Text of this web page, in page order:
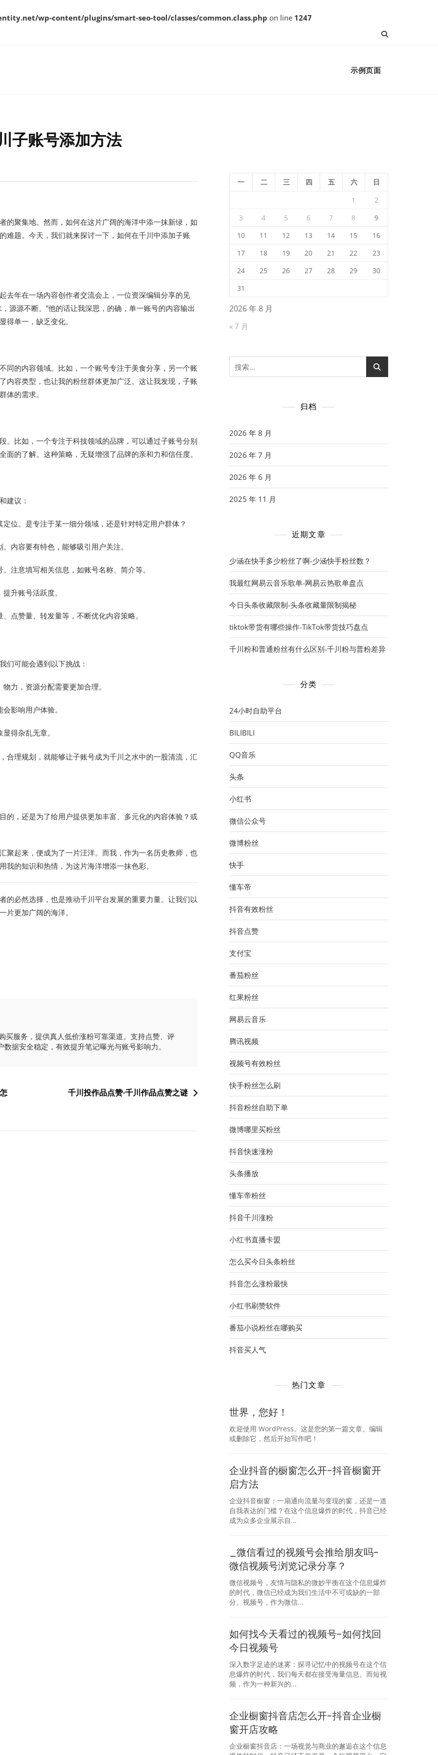
wp-content/plugins/smart-seo-tool/classes/common.class.php on line 1247
示例页面
子账号添加方法
的聚集地。然而，如何在这片广阔的海洋中添一抹新绿，如
难题。今天，我们就来探讨一下，如何在千川中添加子账
去年在一场内容创作者交流会上，一位资深编辑分享的见
源源不断。”他的话让我深思，的确，单一账号的内容输出
得单一，缺乏变化。
同的内容领域。比如，一个账号专注于美食分享，另一个账
内容类型，也让我的粉丝群体更加广泛。这让我发现，子账
体的需求。
。比如，一个专注于科技领域的品牌，可以通过子账号分别
的了解。这种策略，无疑增强了品牌的亲和力和信任度。
建议：
定位。是专注于某一细分领域，还是针对特定用户群体？
内容要有特色，能够吸引用户关注。
注意填写相关信息，如账号名称、简介等。
升账号活跃度。
点赞量、转发量等，不断优化内容策略。
们可能会遇到以下挑战：
力，资源分配需要更加合理。
影响用户体验。
得杂乱无章。
合理规划，就能够让子账号成为千川之水中的一股清流，汇
的，还是为了给用户提供更加丰富、多元化的内容体验？或
聚起来，便成为了一片汪洋。而我，作为一名历史教师，也
的知识和热情，为这片海洋增添一抹色彩。
的必然选择，也是推动千川平台发展的重要力量。让我们以
片更加广阔的海洋。
买服务，提供真人低价涨粉可靠渠道。支持点赞、评
据安全稳定，有效提升笔记曝光与账号影响力。
千川投作品点赞-千川作品点赞之谜
2026 年 8 月
一 二 三 四 五 六
日
1
2
3
4 5 6 7 8
9
10
11 12 13 14 15
16
17
18 19 20 21 22
23
24
25 26 27 28 29
30
31
« 7 月
搜
索：
归档
2026 年 8 月
2026 年 7 月
2026 年 6 月
2025 年 11 月
近期文章
少涵在快手多少粉丝了啊-少涵快手粉丝数？
我最红网易云音乐歌单-网易云热歌单盘点
今日头条收藏限制-头条收藏量限制揭秘
tiktok带货有哪些操作-TikTok带货技巧盘点
千川粉和普通粉丝有什么区别-千川粉与普粉差异
分类
24小时自助平台
BILIBILI
QQ音乐
头条
小红书
微信公众号
微博粉丝
快手
懂车帝
抖音有效粉丝
抖音点赞
支付宝
番茄粉丝
红果粉丝
网易云音乐
腾讯视频
视频号有效粉丝
快手粉丝怎么刷
抖音粉丝自助下单
微博哪里买粉丝
抖音快速涨粉
头条播放
懂车帝粉丝
抖音千川涨粉
小红书直播卡盟
怎么买今日头条粉丝
抖音怎么涨粉最快
小红书刷赞软件
番茄小说粉丝在哪购买
抖音买人气
热门文章
世界，您好！
欢迎使用 WordPress。这是您的第一篇文章。编辑
或删除它，然后开始写作吧！
企业抖音的橱窗怎么开-抖音橱窗开
启方法
企业抖音橱窗：一扇通向流量与变现的窗，还是一道
自我表达的门槛？在这个信息爆炸的时代，抖音已经
成为众多企业展示自...
_微信看过的视频号会推给朋友吗-
微信视频号浏览记录分享？
微信视频号，友情与隐私的微妙平衡在这个信息爆炸
的时代，微信已经成为我们生活中不可或缺的一部
分。视频号，作为微信...
如何找今天看过的视频号-如何找回
今日视频号
深入数字足迹的迷雾：探寻记忆中的视频号在这个信
息爆炸的时代，我们每天都在接受海量信息。而短视
频，作为一种新兴的...
企业橱窗抖音店怎么开-抖音企业橱
窗开店攻略
企业橱窗抖音店：一场视觉与商业的邂逅在这个信息